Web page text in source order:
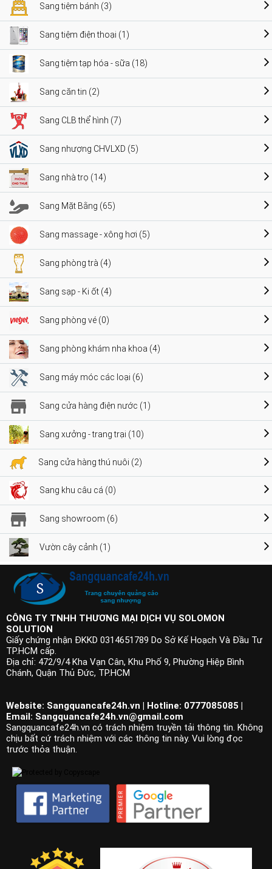
Sang tiệm bánh (3)
Sang tiệm điện thoại (1)
Sang tiệm tạp hóa - sữa (18)
Sang căn tin (2)
Sang CLB thể hình (7)
Sang nhượng CHVLXD (5)
Sang nhà trọ (14)
Sang Mặt Bằng (65)
Sang massage - xông hơi (5)
Sang phòng trà (4)
Sang sạp - Ki ốt (4)
Sang phòng vé (0)
Sang phòng khám nha khoa (4)
Sang máy móc các loại (6)
Sang cửa hàng điện nước (1)
Sang xưởng - trang trại (10)
Sang cửa hàng thú nuôi (2)
Sang khu câu cá (0)
Sang showroom (6)
Vườn cây cảnh (1)
CÔNG TY TNHH THƯƠNG MẠI DỊCH VỤ SOLOMON
SOLUTION
Giấy chứng nhận ĐKKD 0314651789 Do Sở Kế Hoạch Và Đầu Tư
TP.HCM cấp.
Địa chỉ: 472/9/4 Kha Vạn Cân, Khu Phố 9, Phường Hiệp Bình
Chánh, Quận Thủ Đức, TP.HCM
Website: Sangquancafe24h.vn | Hotline: 0777085085 |
Email: Sangquancafe24h.vn@gmail.com
Sangquancafe24h.vn có trách nhiệm truyền tải thông tin. Không
chịu bất cứ trách nhiệm với các thông tin này. Vui lòng đọc
trước thỏa thuận.